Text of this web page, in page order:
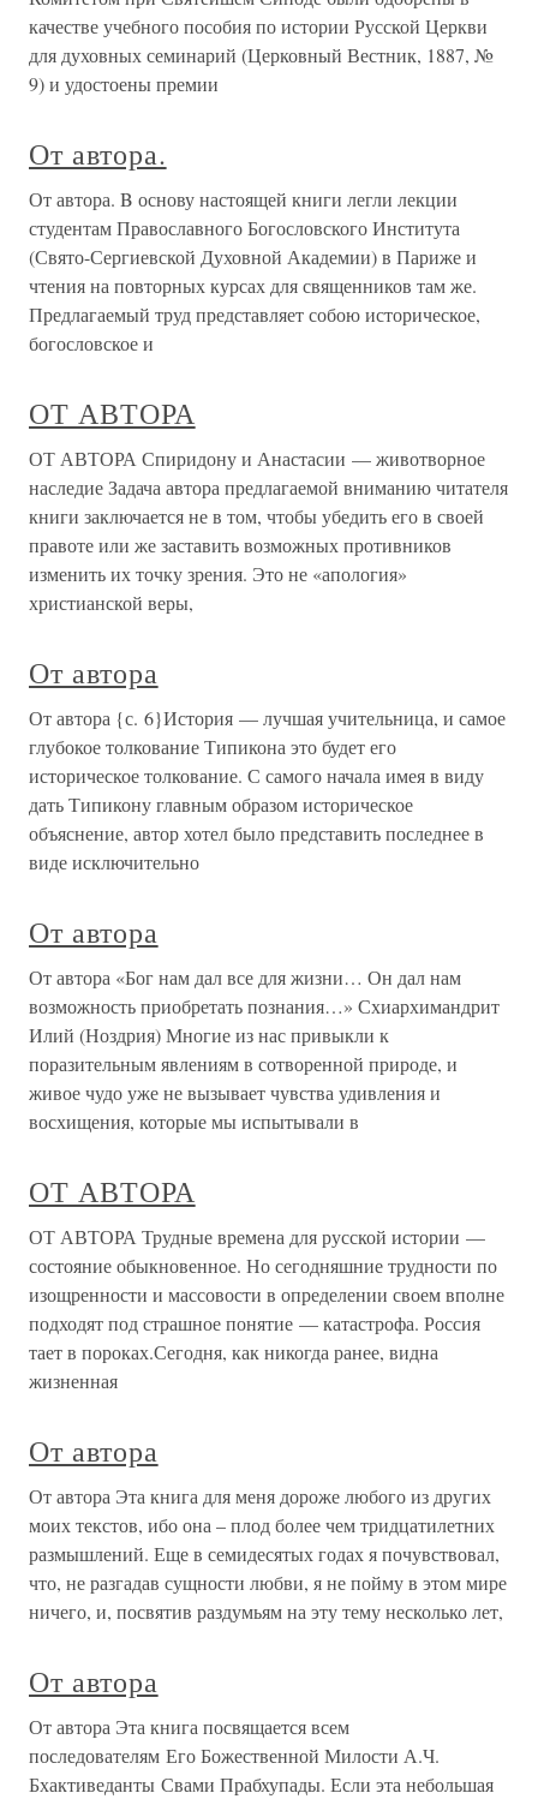
качестве учебного пособия по истории Русской Церкви
для духовных семинарий (Церковный Вестник, 1887, №
9) и удостоены премии
От автора.
От автора. B основу настоящей книги легли лекции
студентам Православного Богословского Института
(Свято-Сергиевской Духовной Академии) в Париже и
чтения на повторных курсах для священников там же.
Предлагаемый труд представляет собою историческое,
богословское и
ОТ АВТОРА
ОТ АВТОРА Спиридону и Анастасии — животворное
наследие Задача автора предлагаемой вниманию читателя
книги заключается не в том, чтобы убедить его в своей
правоте или же заставить возможных противников
изменить их точку зрения. Это не «апология»
христианской веры,
От автора
От автора {с. 6}История — лучшая учительница, и самое
глубокое толкование Типикона это будет его
историческое толкование. С самого начала имея в виду
дать Типикону главным образом историческое
объяснение, автор хотел было представить последнее в
виде исключительно
От автора
От автора «Бог нам дал все для жизни… Он дал нам
возможность приобретать познания…» Схиархимандрит
Илий (Ноздрия) Многие из нас привыкли к
поразительным явлениям в сотворенной природе, и
живое чудо уже не вызывает чувства удивления и
восхищения, которые мы испытывали в
ОТ АВТОРА
ОТ АВТОРА Трудные времена для русской истории —
состояние обыкновенное. Но сегодняшние трудности по
изощренности и массовости в определении своем вполне
подходят под страшное понятие — катастрофа. Россия
тает в пороках.Сегодня, как никогда ранее, видна
жизненная
От автора
От автора Эта книга для меня дороже любого из других
моих текстов, ибо она – плод более чем тридцатилетних
размышлений. Еще в семидесятых годах я почувствовал,
что, не разгадав сущности любви, я не пойму в этом мире
ничего, и, посвятив раздумьям на эту тему несколько лет,
От автора
От автора Эта книга посвящается всем
последователям Его Божественной Милости А.Ч.
Бхактиведанты Свами Прабхупады. Если эта небольшая